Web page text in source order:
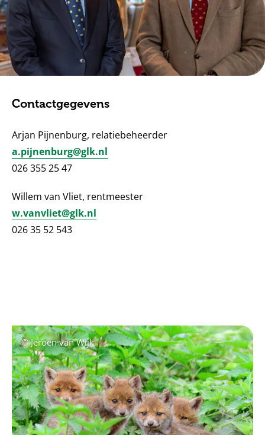
Contactgegevens
Arjan Pijnenburg, relatiebeheerder
a.pijnenburg@glk.nl
026 355 25 47
Willem van Vliet, rentmeester
w.vanvliet@glk.nl
026 35 52 543
© Jeroen van Wijk